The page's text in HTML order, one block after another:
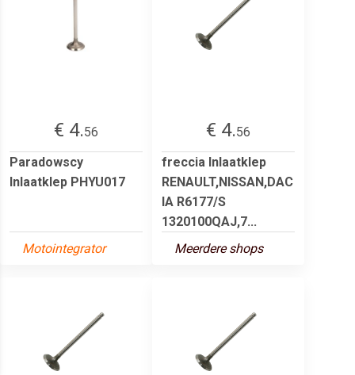
€ 4.56
Paradowscy
Inlaatklep PHYU017
Motointegrator
€ 4.56
freccia Inlaatklep
RENAULT,NISSAN,DAC
IA R6177/S
1320100QAJ,7...
Meerdere shops